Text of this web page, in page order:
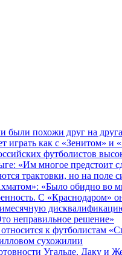
похожи друг на
играть как с «Зенитом»
футболистов
«Им многое предстоит
трактовки, но на поле
«Было обидно
С «Краснодаром»
неправильное решение»
к футболистам
сухожилии
Угальде, Даку и